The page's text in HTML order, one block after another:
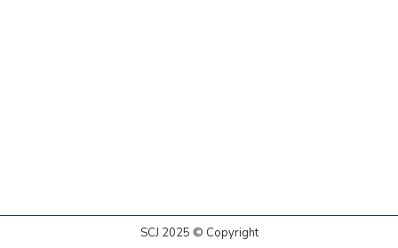
SCJ 2025 © Copyright